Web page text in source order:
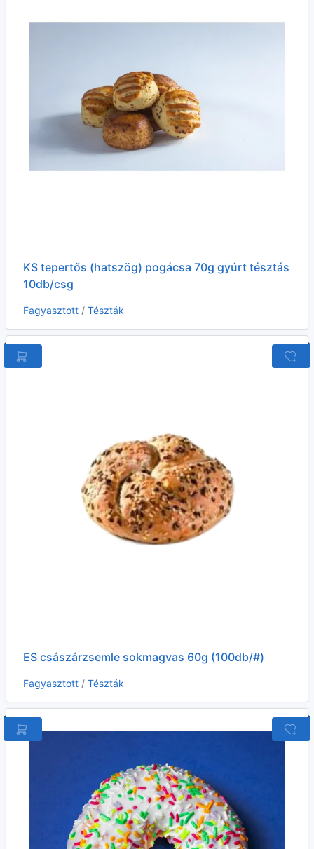
KS tepertős (hatszög) pogácsa 70g gyúrt tésztás
10db/csg
Fagyasztott / Tészták
ES császárzsemle sokmagvas 60g (100db/#)
Fagyasztott / Tészták